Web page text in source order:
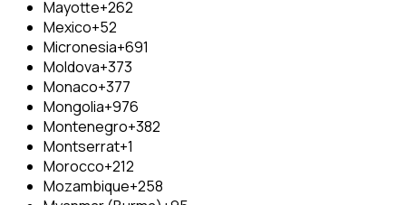
Mayotte+262
Mexico+52
Micronesia+691
Moldova+373
Monaco+377
Mongolia+976
Montenegro+382
Montserrat+1
Morocco+212
Mozambique+258